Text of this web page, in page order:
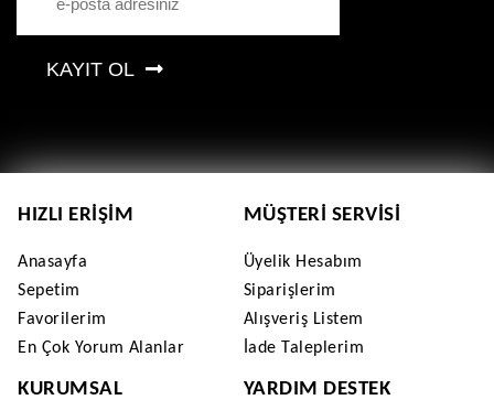
KAYIT OL
HIZLI ERIŞIM
Anasayfa
Sepetim
Favorilerim
En Çok Yorum Alanlar
MÜŞTERI SERVISI
Üyelik Hesabım
Siparişlerim
Alışveriş Listem
İade Taleplerim
KURUMSAL YARDIM DESTEK